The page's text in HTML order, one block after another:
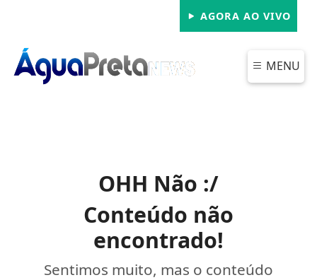
AGORA AO VIVO
MENU
OHH Não :/
Conteúdo não
encontrado!
Sentimos muito, mas o conteúdo